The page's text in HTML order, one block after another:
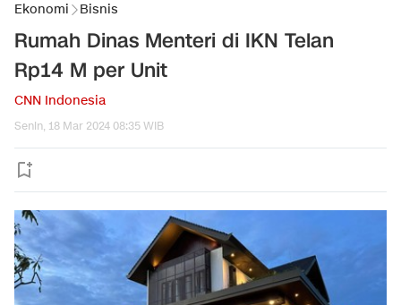
Ekonomi Bisnis
Rumah Dinas Menteri di IKN Telan
Rp14 M per Unit
CNN Indonesia
Senin, 18 Mar 2024 08:35 WIB